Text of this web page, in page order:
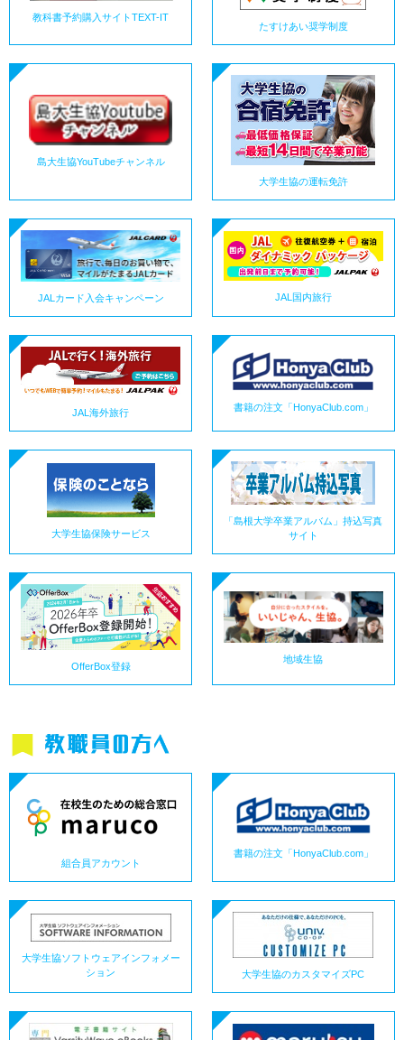
教科書予約購入サイトTEXT-IT
たすけあい奨学制度
島大生協YouTubeチャンネル
大学生協の運転免許
JALカード入会キャンペーン JAL国内旅行
JAL海外旅行 書籍の注文「HonyaClub.com」
大学生協保険サービス
「島根大学卒業アルバム」持込写真
サイト
OfferBox登録
地域生協
組合員アカウント
書籍の注文「HonyaClub.com」
大学生協ソフトウェアインフォメー
ション
大学生協のカスタマイズPC